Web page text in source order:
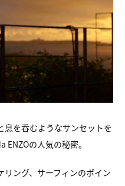
息を呑むようなサンセットを
の人気の秘密。
ング、サーフィンのポイン